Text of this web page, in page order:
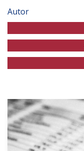
Autor